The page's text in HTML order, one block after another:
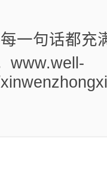
一句话都充
www.well-